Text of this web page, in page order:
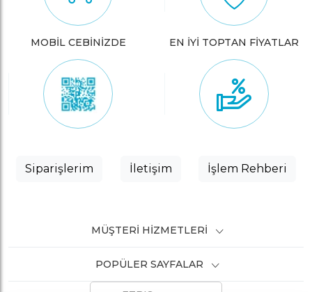
MOBİL CEBİNİZDE EN İYİ TOPTAN FİYATLAR
Siparişlerim İletişim İşlem Rehberi
MÜŞTERI HIZMETLERI
POPÜLER SAYFALAR